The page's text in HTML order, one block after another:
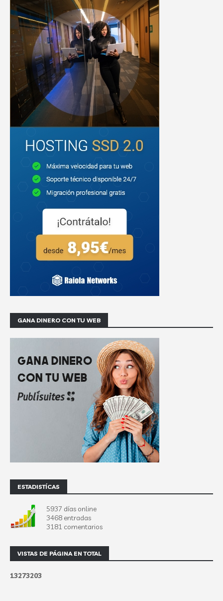
GANA DINERO CON TU WEB
ESTADISTÍCAS
5937 días online
3468 entradas
3181 comentarios
VISTAS DE PÁGINA EN TOTAL
13273203